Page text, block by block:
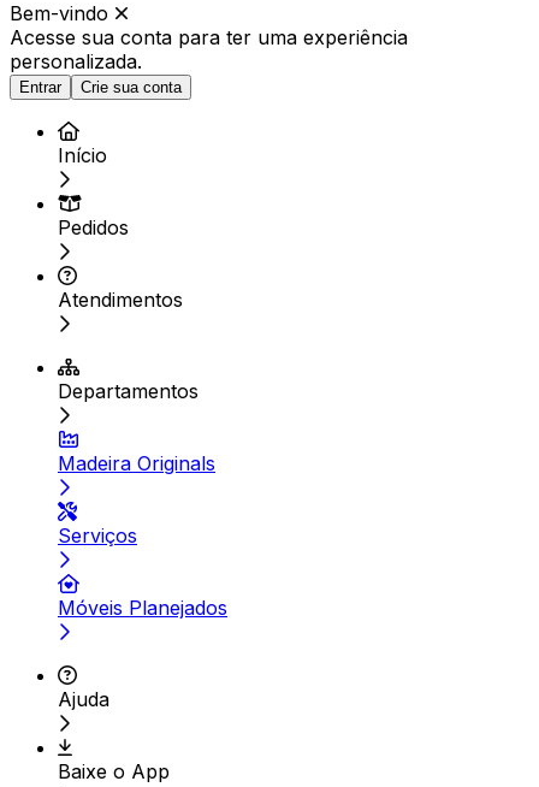
Bem-vindo
Acesse sua conta para ter uma experiência
personalizada.
Entrar Crie sua conta
Início
Pedidos
Atendimentos
Departamentos
Madeira Originals
Serviços
Móveis Planejados
Ajuda
Baixe o App